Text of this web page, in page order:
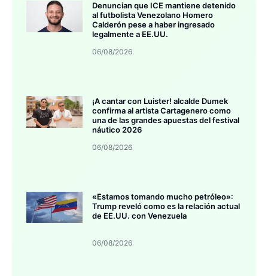
Denuncian que ICE mantiene detenido
al futbolista Venezolano Homero
Calderón pese a haber ingresado
legalmente a EE.UU.
06/08/2026
¡A cantar con Luister! alcalde Dumek
confirma al artista Cartagenero como
una de las grandes apuestas del festival
náutico 2026
06/08/2026
«Estamos tomando mucho petróleo»:
Trump reveló como es la relación actual
de EE.UU. con Venezuela
06/08/2026